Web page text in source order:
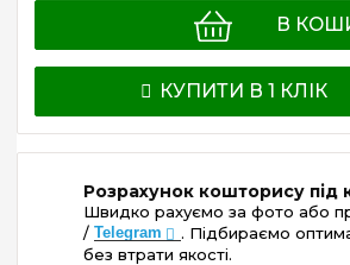
В
КУПИТИ В 1 КЛІК
Розрахунок кошторису під
Швидко рахуємо за фото або
/ Telegram
. Підбираємо
без втрати якості.